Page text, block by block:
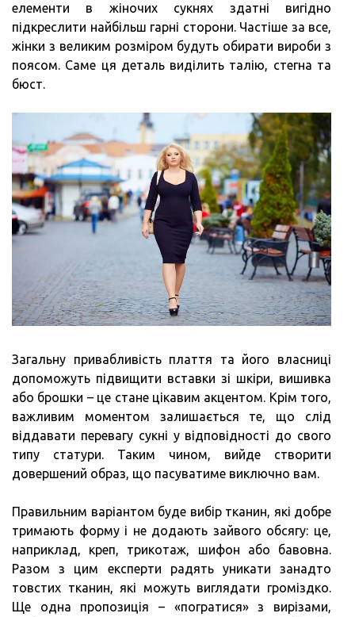
елементи в жіночих сукнях здатні вигідно
підкреслити найбільш гарні сторони. Частіше за все,
жінки з великим розміром будуть обирати вироби з
поясом. Саме ця деталь виділить талію, стегна та
бюст.
Загальну привабливість плаття та його власниці
допоможуть підвищити вставки зі шкіри, вишивка
або брошки – це стане цікавим акцентом. Крім того,
важливим моментом залишається те, що слід
віддавати перевагу сукні у відповідності до свого
типу статури. Таким чином, вийде створити
довершений образ, що пасуватиме виключно вам.
Правильним варіантом буде вибір тканин, які добре
тримають форму і не додають зайвого обсягу: це,
наприклад, креп, трикотаж, шифон або бавовна.
Разом з цим експерти радять уникати занадто
товстих тканин, які можуть виглядати громіздко.
Ще одна пропозиція – «погратися» з вирізами,